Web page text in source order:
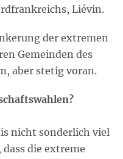
Liévin.
der extremen
Gemeinden des
aber stetig voran.
nicht sonderlich viel
die extreme